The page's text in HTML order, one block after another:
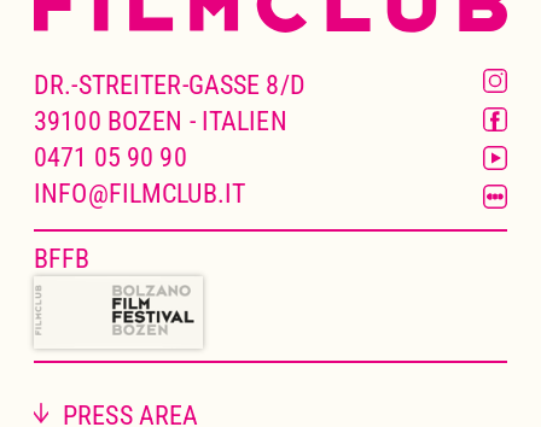
DR.-STREITER-GASSE 8/D
39100 BOZEN - ITALIEN
0471 05 90 90
INFO@FILMCLUB.IT
BFFB
PRESS AREA